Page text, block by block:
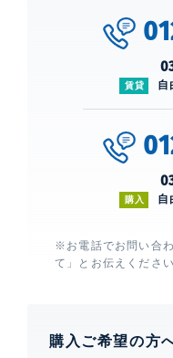
賃貸 自
購入 自
※お電話でお問い合
て」とお伝えください
購入ご希望の方